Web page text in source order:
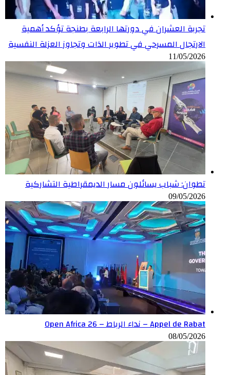
تجربة العشران في دورتها الرابعة بطنجة تؤكد أهمية
الارتجال المسرحي في تطوير الذات وتجاوز العزلة النفسية
11/05/2026
تطوان: شباب يسائلون مسار الديمقراطية التشاركية
09/05/2026
Appel de Rabat – نداء الرباط – Open Africa 26
08/05/2026